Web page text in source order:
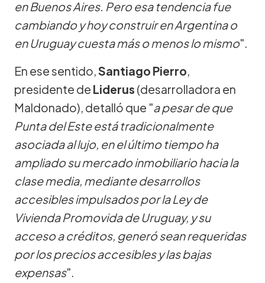
en Buenos Aires. Pero esa tendencia fue
cambiando y hoy construir en Argentina o
en Uruguay cuesta más o menos lo mismo".
En ese sentido, Santiago Pierro,
presidente de Liderus (desarrolladora en
Maldonado), detalló que "a pesar de que
Punta del Este está tradicionalmente
asociada al lujo, en el último tiempo ha
ampliado su mercado inmobiliario hacia la
clase media, mediante desarrollos
accesibles impulsados por la Ley de
Vivienda Promovida de Uruguay, y su
acceso a créditos, generó sean requeridas
por los precios accesibles y las bajas
expensas".